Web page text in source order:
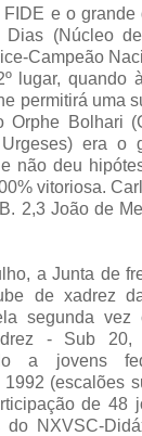
e o grande
(Núcleo
Campeão
lugar, quando
permitirá uma
Bolhari
era o
não deu
vitoriosa.
2,3 João de
a Junta de
de xadrez
segunda vez
- Sub 20,
a jovens
(escalões
de 48
NXVSC-